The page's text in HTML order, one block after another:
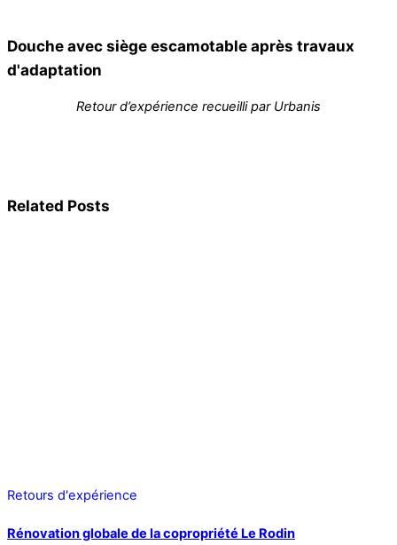
Douche avec siège escamotable après travaux
d'adaptation
Retour d’expérience recueilli par Urbanis
Related Posts
Retours d'expérience
Rénovation globale de la copropriété Le Rodin